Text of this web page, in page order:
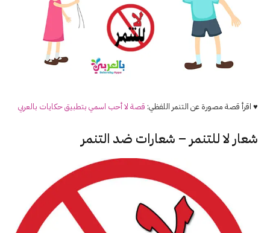
♥ اقرأ قصة مصورة عن التنمر اللفظي: قصة لا أحب اسمي بتطبيق حكايات بالعربي
شعار لا للتنمر – شعارات ضد التنمر